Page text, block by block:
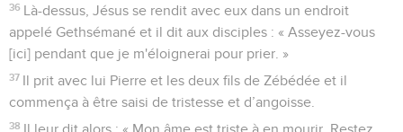
36 Là-dessus, Jésus se rendit avec eux dans un endroit
appelé Gethsémané et il dit aux disciples : « Asseyez-vous
[ici] pendant que je m'éloignerai pour prier. »
37 Il prit avec lui Pierre et les deux fils de Zébédée et il
commença à être saisi de tristesse et d’angoisse.
38 Il leur dit alors : « Mon âme est triste à en mourir. Restez